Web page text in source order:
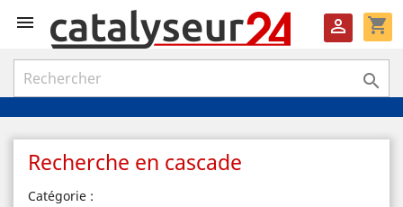
 shopping_cart


Recherche en cascade
Catégorie :